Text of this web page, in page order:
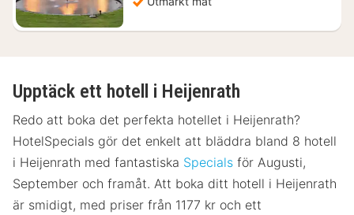
Upptäck ett hotell i Heijenrath
Redo att boka det perfekta hotellet i Heijenrath?
HotelSpecials gör det enkelt att bläddra bland 8 hotell
i Heijenrath med fantastiska Specials för Augusti,
September och framåt. Att boka ditt hotell i Heijenrath
är smidigt, med priser från 1177 kr och ett